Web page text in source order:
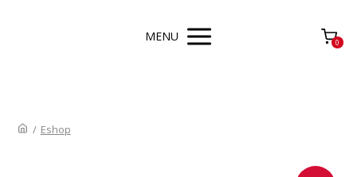
MENU 0
/ Eshop